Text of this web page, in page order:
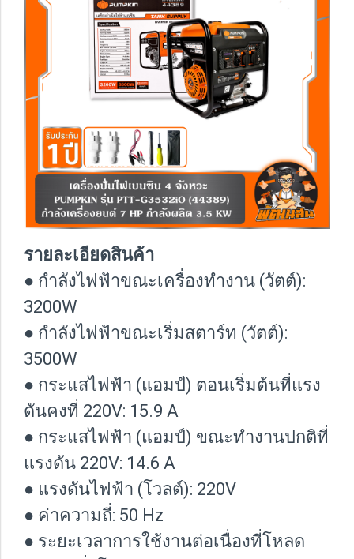
รายละเอียดสินค้า
● กำลังไฟฟ้าขณะเครื่องทำงาน (วัตต์):
3200W
● กำลังไฟฟ้าขณะเริ่มสตาร์ท (วัตต์):
3500W
● กระแสไฟฟ้า (แอมป์) ตอนเริ่มต้นที่แรง
ดันคงที่ 220V: 15.9 A
● กระแสไฟฟ้า (แอมป์) ขณะทำงานปกติที่
แรงดัน 220V: 14.6 A
● แรงดันไฟฟ้า (โวลต์): 220V
● ค่าความถี่: 50 Hz
● ระยะเวลาการใช้งานต่อเนื่องที่โหลด